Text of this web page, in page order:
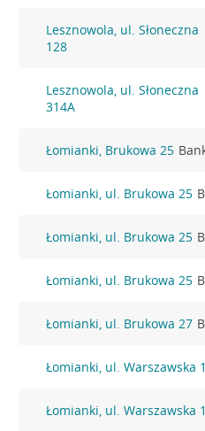
Lesznowola, ul. Słoneczna
128
Lesznowola, ul. Słoneczna
314A
Łomianki, Brukowa 25
Łomianki, ul. Brukowa 25
Łomianki, ul. Brukowa 25
Łomianki, ul. Brukowa 25
Łomianki, ul. Brukowa 27
Łomianki, ul. Warszawska
Łomianki, ul. Warszawska